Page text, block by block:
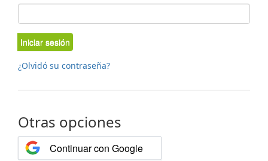
Iniciar sesión
¿Olvidó su contraseña?
Otras opciones
Continuar con Google